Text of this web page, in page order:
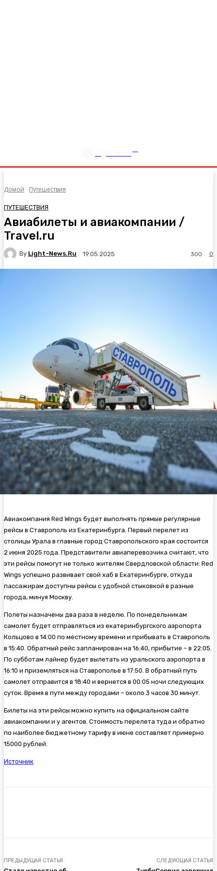
Домой Путешествия
ПУТЕШЕСТВИЯ
Авиабилеты и авиакомпании /
Travel.ru
By Light-News.ru 19.05.2025 0
300
Авиакомпания Red Wings будет выполнять прямые регулярные
рейсы в Ставрополь из Екатеринбурга. Первый перелет из
столицы Урала в главные город Ставропольского края состоится
2 июня 2025 года. Представители авиаперевозчика считают, что
эти рейсы помогут не только жителям Свердловской области: Red
Wings успешно развивает свой хаб в Екатеринбурге, откуда
пассажирам доступны рейсы с удобной стыковкой в разные
города, минуя Москву.
Полеты назначены два раза в неделю. По понедельникам
самолет будет отправляться из екатеринбургского аэропорта
Кольцово в 14:00 по местному времени и прибывать в Ставрополь
в 15:40. Обратный рейс запланирован на 16:40, прибытие – в 22:05.
По субботам лайнер будет вылетать из уральского аэропорта в
16:10 и приземляться на Ставрополье в 17:50. В обратный путь
самолет отправится в 18:40 и вернется в 00:05 ночи следующих
суток. Время в пути между городами – около 3 часов 30 минут.
Билеты на эти рейсы можно купить на официальном сайте
авиакомпании и у агентов. Стоимость перелета туда и обратно
по наиболее бюджетному тарифу в июне составляет примерно
15000 рублей.
Источник
ПРЕДЫДУЩАЯ СТАТЬЯ СЛЕДУЮЩАЯ СТАТЬЯ